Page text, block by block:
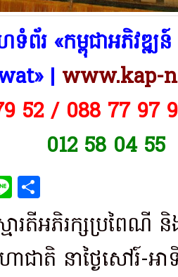
ព័រ «កម្ពុជាអភិវឌ្ឍ
| www.kap-
52 / 088 77 97
012 58 04 55
Line
មារតីអភិរក្សប្រពៃណី
ាជាតិ នាថ្ងៃសៅរ៍-អ